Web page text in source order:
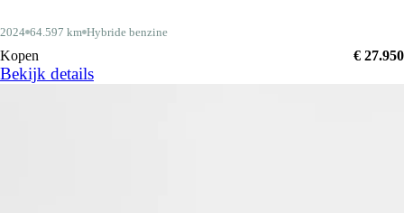
2024 64.597 km Hybride benzine
Kopen € 27.950
Bekijk details